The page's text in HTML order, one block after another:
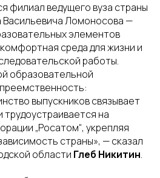
филиал ведущего вуза страны
Ломоносова —
элементов
среда для жизни и
работы.
образовательной
выпускников связывает
трудоустраивается на
„Росатом“, укрепляя
страны», — сказал
области Глеб Никитин.